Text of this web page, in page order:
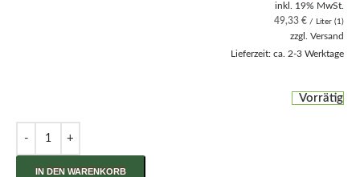
inkl. 19% MwSt.
49,33 € / Liter (1)
zzgl. Versand
Lieferzeit: ca. 2-3 Werktage
Vorrätig
IN DEN WARENKORB